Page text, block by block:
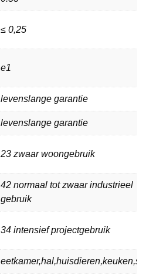
≤ 0,25
e1
levenslange garantie
levenslange garantie
23 zwaar woongebruik
42 normaal tot zwaar industrieel
gebruik
34 intensief projectgebruik